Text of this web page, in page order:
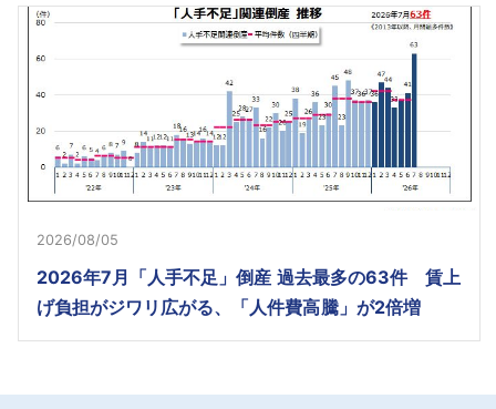
2026/08/05
2026年7月「人手不足」倒産 過去最多の63件 賃上
げ負担がジワリ広がる、「人件費高騰」が2倍増